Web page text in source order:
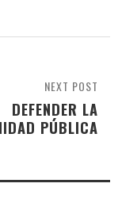
NEXT POST
DEFENDER LA
PÚBLICA